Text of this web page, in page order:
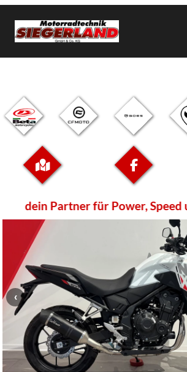
dein Partner für Power, Speed